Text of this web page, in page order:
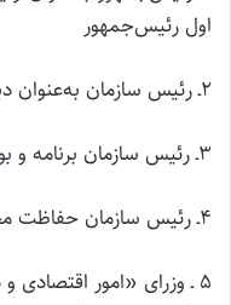
اول رئیس‌جمهور
۲ـ رئیس سازمان به‌عنوان دبیر شورای‌عالی
۳ـ رئیس سازمان برنامه و بودجه کشور
۴ـ رئیس سازمان حفاظت محیط زیست
۵ ـ وزرای «امور